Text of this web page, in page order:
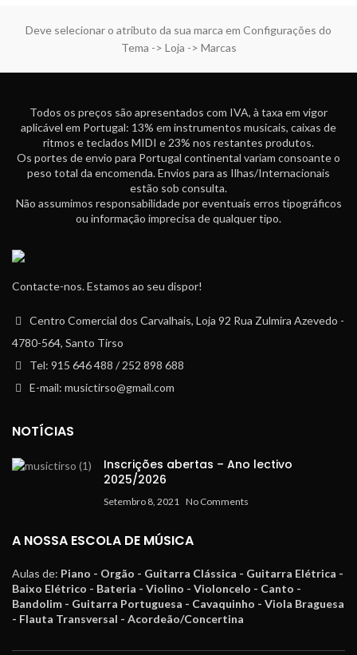
Deve selecionar o atributo da sua marca em Configurações do
Tema -> Loja -> Marcas
Todos os preços são apresentados com IVA, à taxa em vigor
aplicável em Portugal: 13% em instrumentos musicais, caixas de
ritmos e teclados MIDI e 23% nos restantes produtos.
Os portes de envio para Portugal continental variam consoante o
peso total da encomenda. Envios para as Ilhas/Internacionais
estão sob consulta.
Não assumimos responsabilidade por eventuais erros tipográficos
ou informação imprecisa de qualquer tipo.
Contacte-nos. Estamos ao seu dispor!
Centro Comercial dos Carvalhais, Loja 92 Rua Zulmira Azevedo -
4780-564, Santo Tirso
Tel: 915 646 488 / 252 898 688
E-mail: musictirso@gmail.com
NOTÍCIAS
Inscrições abertas – Ano lectivo
2025/2026
Setembro 8, 2021 No Comments
A NOSSA ESCOLA DE MÚSICA
Aulas de: Piano - Orgão - Guitarra Clássica - Guitarra Elétrica -
Baixo Elétrico - Bateria - Violino - Violoncelo - Canto -
Bandolim - Guitarra Portuguesa - Cavaquinho - Viola Braguesa
- Flauta Transversal - Acordeão/Concertina